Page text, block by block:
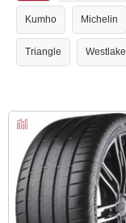
Kumho Michelin
Triangle Westlake